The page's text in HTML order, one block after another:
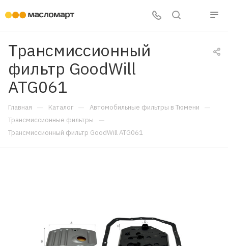
Трансмиссионный
фильтр GoodWill
ATG061
Главная — Каталог — Автомобильные фильтры в Тюмени —
Трансмиссионные фильтры —
Трансмиссионный фильтр GoodWill ATG061